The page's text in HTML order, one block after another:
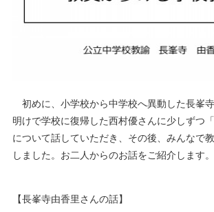
初めに、小学校から中学校へ異動した長峯
明けで学校に復帰した西村優さんに少しずつ
について話していただき、その後、みんなで
しました。お二人からのお話をご紹介します。
【長峯寺由香里さんの話】